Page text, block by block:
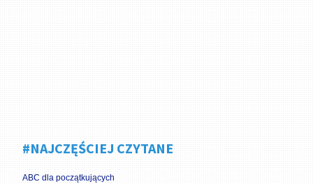
#NAJCZĘŚCIEJ CZYTANE
ABC dla początkujących